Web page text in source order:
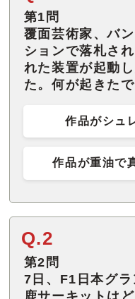
第1問
覆面芸術家、バ
ションで落札さ
れた装置が起動
た。何が起きたで
作品がシュ
作品が重油で
Q.2
第2問
7日、F1日本グ